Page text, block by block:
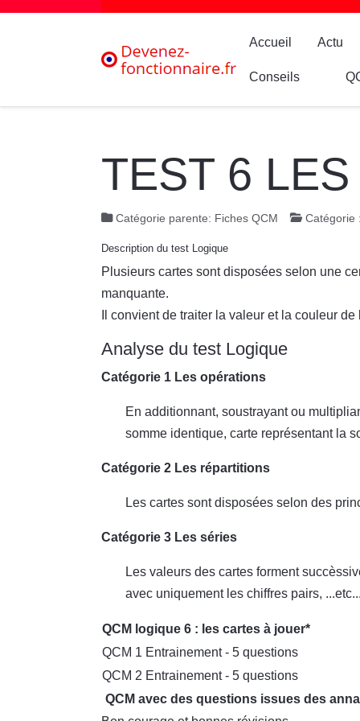
Accueil Actu
Conseils
TEST 6
Catégorie parente: Fiches QCM Catégorie :
Description du test Logique
Plusieurs cartes sont disposées selon une
manquante.
Il convient de traiter la valeur et la couleur
Analyse du test Logique
Catégorie 1 Les opérations
En additionnant, soustrayant ou
somme identique, carte représentant la
Catégorie 2 Les répartitions
Les cartes sont disposées selon des
Catégorie 3 Les séries
Les valeurs des cartes forment
avec uniquement les chiffres pairs, ...etc...
QCM logique 6 : les cartes à jouer*
QCM 1 Entrainement - 5 questions
QCM 2 Entrainement - 5 questions
QCM avec des questions issues des